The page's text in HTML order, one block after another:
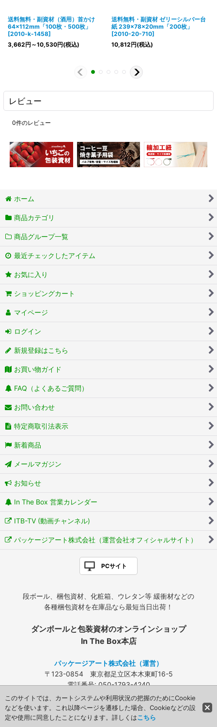
送料無料・副資材（酒用）首かけ
64×112mm「100枚・500枚」
[2010-k-1458]
3,662円 ～10,530円(税込)
送料無料・副資材 ゼリーシルバー台
紙 239×78×20mm「200枚」
[2010-20-710]
10,812円(税込)
レビュー
0件のレビュー
ホーム
商品カテゴリ
商品グループ一覧
最近チェックしたアイテム
お気に入り
ショッピングカート
マイページ
ログイン
新規登録はこちら
お買い物ガイド
FAQ（よくあるご質問）
お問い合わせ
特定商取引法表示
新着商品
メールマガジン
お知らせ
In The Box 営業カレンダー
ITB-TV (動画チャンネル)
パッケージアート株式会社（運営会社オフィシャルサイト）
PCサイト
段ボール、梱包資材、化粧箱、ウレタン等 緩衝材などの
各種梱包資材を在庫品なら最短当日出荷！
ダンボールと包装資材のオンラインショップ
In The Box本店
パッケージアート株式会社（運営）
〒123-0854 東京都足立区本木東町16-5
電話番号: 050-1793-4240
FAX: 03-3840-4424
メールアドレス:info@packageart.co.jp
Copyright (C) 2008 Packageart. All Rights Reserved.
このサイトでは、カートシステムや利用状況の把握のためにCookie
などを使います。これ以降ページを遷移した場合、Cookieなどの設
定や使用に同意したことになります。詳しくはこちら